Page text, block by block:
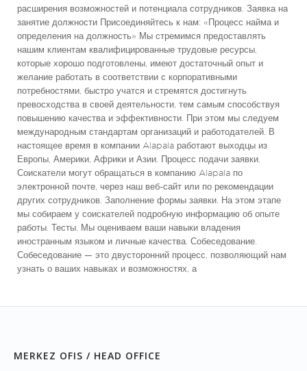
расширения возможностей и потенциала сотрудников. Заявка на
занятие должности Присоединяйтесь к нам: «Процесс найма и
определения на должность» Мы стремимся предоставлять
нашим клиентам квалифицированные трудовые ресурсы,
которые хорошо подготовлены, имеют достаточный опыт и
желание работать в соответствии с корпоративными
потребностями, быстро учатся и стремятся достигнуть
превосходства в своей деятельности, тем самым способствуя
повышению качества и эффективности. При этом мы следуем
международным стандартам организаций и работодателей. В
настоящее время в компании Alapala работают выходцы из
Европы, Америки, Африки и Азии. Процесс подачи заявки.
Соискатели могут обращаться в компанию Alapala по
электронной почте, через наш веб-сайт или по рекомендации
других сотрудников. Заполнение формы заявки. На этом этапе
мы собираем у соискателей подробную информацию об опыте
работы. Тесты. Мы оцениваем ваши навыки владения
иностранным языком и личные качества. Собеседование.
Собеседование — это двусторонний процесс, позволяющий нам
узнать о ваших навыках и возможностях, а
MERKEZ OFIS / HEAD OFFICE